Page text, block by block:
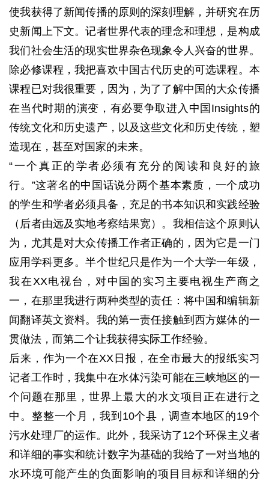
使我获得了新闻传播的原则的深刻理解，并研究在历
史新闻上下文。记者世界代表的理念和理想，是构成
我们社会生活的现实世界杂色现象令人兴奋的世界。
除必修课程，我把喜欢中国古代历史的可选​​课程。 本
课程已对我很重要，因为，为了了解中国的大众传播
在当代时期的演变，有必要争取进入中国Insights的
传统文化和历史遗产，以及这些文化和历史传统，塑
造现在，甚至对国家的未来。
“一个真正的学者必须有充分的阅读和良好的旅
行。”这著名的中国话说分两个基本素质，一个成功
的学生和学者必须具备，充足的书本知识和实践经验
（后者由远及实地考察结果宽）。 我相信这个原则认
为，尤其是对大众传播工作者正确的，因为它是一门
应用学科更多。半个世纪只是作为一个大学一年级，
我在XX电视台，对中国的实习主要电视生产商之
一，在那里我进行两种类型的责任：将中国和编辑新
闻翻译英文资料。 我的第一责任接触到西方媒体的一
贯做法，而第二个让我获得实际工作经验。
后来，作为一个在XX日报，在全市最大的报纸实习
记者工作时，我集中在水体污染可能在三峡地区的一
个问题在那里，世界上最大的水文项目正在进行之
中。 整整一个月，我到10个县，调查本地区的19个
污水处理厂的运作。 此外，我采访了12个环保主义者
和详细的事实和统计数字为基础的我给了一对当地的
水环境可能产生的负面影响的项目目标和详细的分